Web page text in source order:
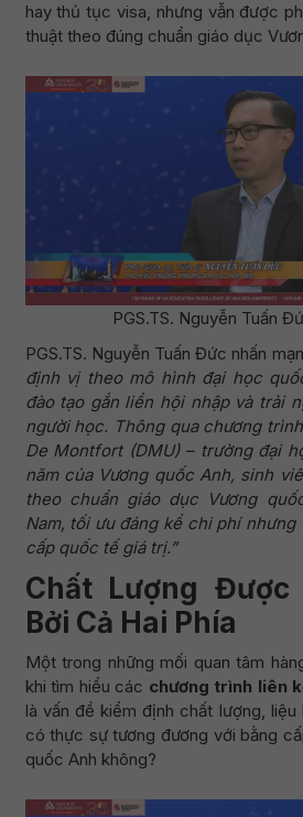
hay thủ tục visa, nhưng vẫn được
thuật theo đúng chuẩn giáo dục
PGS.TS. Nguyễn Tuấn
PGS.TS. Nguyễn Tuấn Đức nhấn
định vị theo mô hình đại học
đào tạo gắn liền hội nhập và trải
người học. Thông qua chương
De Montfort (DMU) – trường đại
năm của Vương quốc Anh, sinh
theo chuẩn giáo dục Vương
Nam, tối ưu đáng kể chi phí nhưng
cấp quốc tế giá trị.”
Chất Lượng Được
Bởi Cả Hai Phía
Một trong những mối quan tâm
khi tìm hiểu các chương trình liên
là vấn đề kiểm định chất lượng,
có thực sự tương đương với bằng
quốc Anh không?